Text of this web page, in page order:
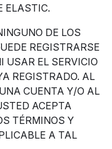
ELASTIC.
DE LOS
REGISTRARSE
USAR EL SERVICIO
REGISTRADO. AL
CUENTA Y/O AL
ACEPTA
TÉRMINOS Y
A TAL